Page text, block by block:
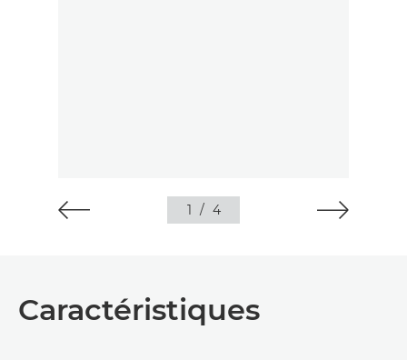
1 / 4
Caractéristiques